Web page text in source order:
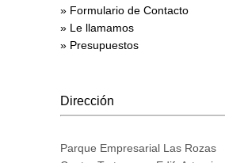
» Formulario de Contacto
» Le llamamos
» Presupuestos
Dirección
Parque Empresarial Las Rozas